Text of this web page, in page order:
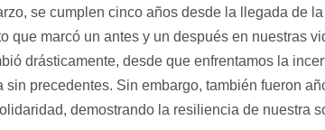
se cumplen cinco años desde la llegada de
que marcó un antes y un después en nuestras
drásticamente, desde que enfrentamos la
sin precedentes. Sin embargo, también fueron
demostrando la resiliencia de nuestra